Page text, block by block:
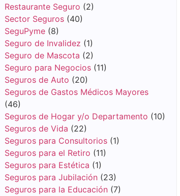
Restaurante Seguro (2)
Sector Seguros(40)
SeguPyme(8)
Seguro de Invalidez (1)
Seguro de Mascota (2)
Seguro para Negocios(11)
Seguros de Auto (20)
Seguros de Gastos Médicos Mayores
(46)
Seguros de Hogar y/o Departamento (10)
Seguros de Vida (22)
Seguros para Consultorios(1)
Seguros para el Retiro (11)
Seguros para Estética (1)
Seguros para Jubilación(23)
Seguros para la Educación(7)